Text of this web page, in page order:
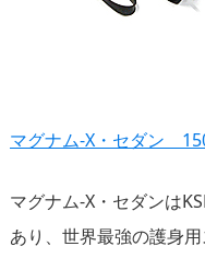
マグナム-X・セダン
マグナム-X・セダンは
あり、世界最強の護身